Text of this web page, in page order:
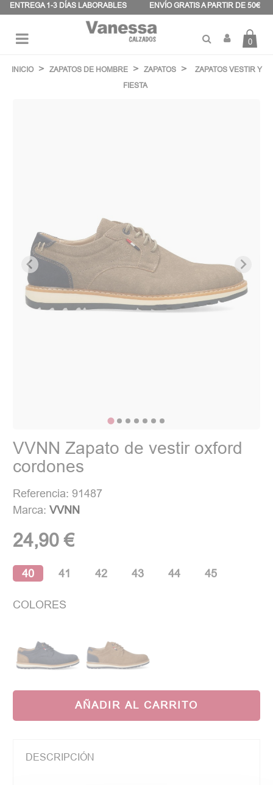
ENTREGA 1-3 DÍAS LABORABLES ENVÍO GRATIS A PARTIR DE 50€
de
palanca
0
INICIO ZAPATOS DE HOMBRE ZAPATOS
ZAPATOS VESTIR Y
FIESTA
VVNN Zapato de vestir oxford
cordones
Referencia: 91487
Marca:VVNN
24,90 €
40 41 42 43 44 45
COLORES
AÑADIR AL CARRITO
DESCRIPCIÓN
Panel de gestión de cookies